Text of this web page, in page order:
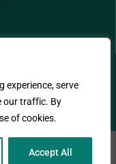
experience, serve
our traffic. By
of cookies.
Accept All